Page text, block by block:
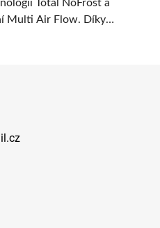
Total NoFrost a
Multi Air Flow. Díky